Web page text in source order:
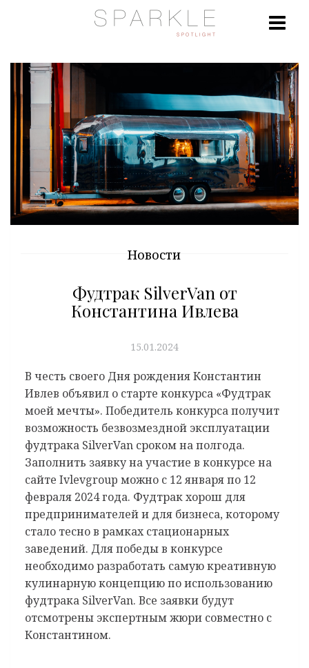
Новости
Фудтрак SilverVan от
Константина Ивлева
15.01.2024
В честь своего Дня рождения Константин
Ивлев объявил о старте конкурса «Фудтрак
моей мечты». Победитель конкурса получит
возможность безвозмездной эксплуатации
фудтрака SilverVan сроком на полгода.
Заполнить заявку на участие в конкурсе на
сайте Ivlevgroup можно с 12 января по 12
февраля 2024 года. Фудтрак хорош для
предпринимателей и для бизнеса, которому
стало тесно в рамках стационарных
заведений. Для победы в конкурсе
необходимо разработать самую креативную
кулинарную концепцию по использованию
фудтрака SilverVan. Все заявки будут
отсмотрены экспертным жюри совместно с
Константином.